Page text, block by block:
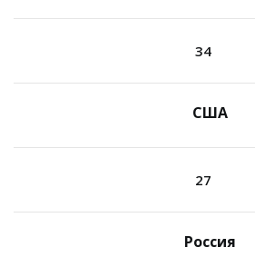
34
США
27
Россия